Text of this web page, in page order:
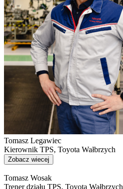
Tomasz Legawiec
Kierownik TPS, Toyota Wałbrzych
Zobacz wiecej
Tomasz Wosak
Trener działu TPS, Toyota Wałbrzych